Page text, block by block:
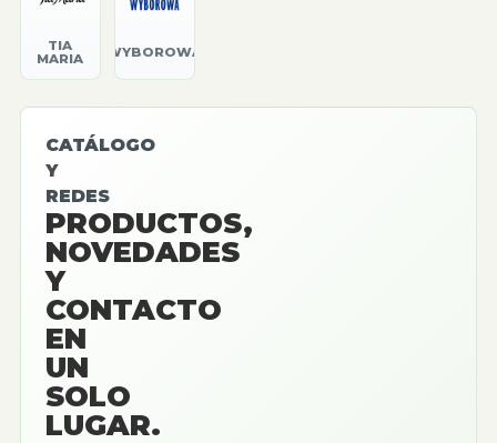
TIA
MARIA
WYBOROWA
CATÁLOGO
Y
REDES
PRODUCTOS,
NOVEDADES
Y
CONTACTO
EN
UN
SOLO
LUGAR.